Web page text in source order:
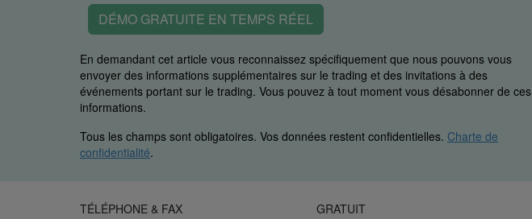
DÉMO GRATUITE EN TEMPS RÉEL
En demandant cet article vous reconnaissez spécifiquement que nous pouvons vous
envoyer des informations supplémentaires sur le trading et des invitations à des
événements portant sur le trading. Vous pouvez à tout moment vous désabonner de ces
informations.
Tous les champs sont obligatoires. Vos données restent confidentielles. Charte de
confidentialité.
TÉLÉPHONE & FAX
GRATUIT